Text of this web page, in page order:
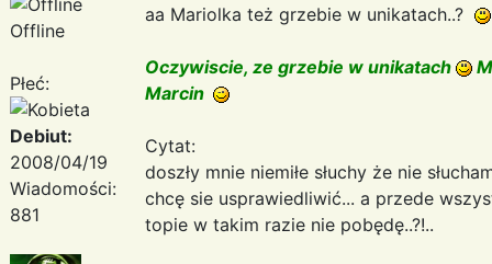
Offline
Płeć:
Debiut:
2008/04/19
Wiadomości:
881
aa Mariolka też grzebie w unikatach..?
Oczywiscie, ze grzebie w unikatach
Marcin
Cytat:
doszły mnie niemiłe słuchy że nie
chcę sie usprawiedliwić... a przede
topie w takim razie nie pobędę..?!..